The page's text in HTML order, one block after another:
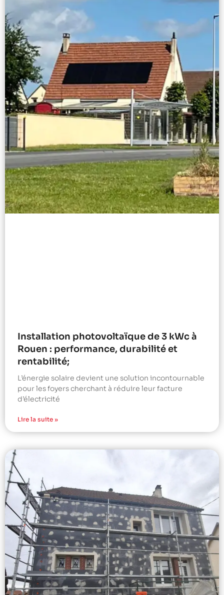
Installation photovoltaïque de 3 kWc à
Rouen : performance, durabilité et
rentabilité;
L’énergie solaire devient une solution incontournable
pour les foyers cherchant à réduire leur facture
d’électricité
Lire la suite »